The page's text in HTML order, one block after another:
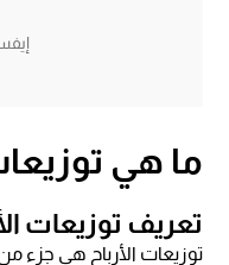
ما هي
تعريف توزيعات
توزيعات الأرباح هي جزء